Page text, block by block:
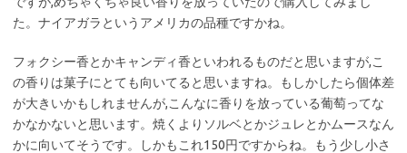
た。ナイアガラというアメリカの品種ですかね。
フォクシー香とかキャンディ香といわれるものだと思いますが,こ
の香りは菓子にとても向いてると思いますね。もしかしたら個体差
が大きいかもしれませんが,こんなに香りを放っている葡萄ってな
かなかないと思います。焼くよりソルベとかジュレとかムースなん
かに向いてそうです。しかもこれ150円ですからね。もう少し小さ